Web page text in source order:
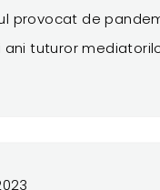
provocat de
ani tuturor